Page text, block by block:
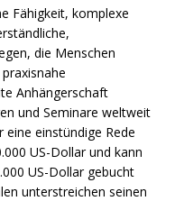
Fähigkeit, komplexe
die Menschen
Anhängerschaft
und Seminare weltweit
einstündige Rede
US-Dollar und kann
US-Dollar gebucht
unterstreichen seinen